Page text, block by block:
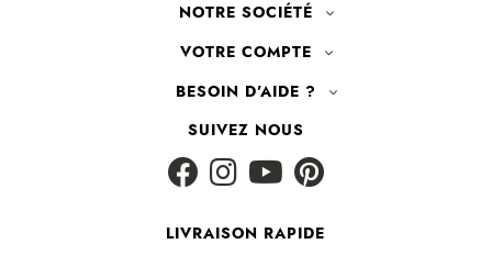
NOTRE SOCIÉTÉ
VOTRE COMPTE
BESOIN D'AIDE ?
SUIVEZ NOUS
LIVRAISON RAPIDE